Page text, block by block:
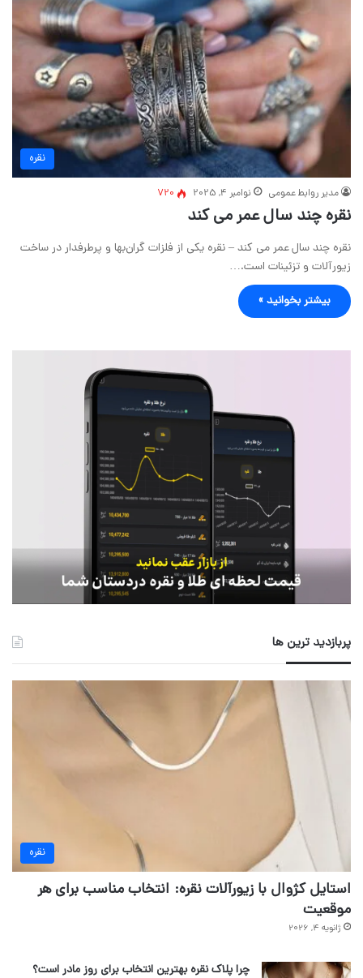
نقره
مدیر روابط عمومی نوامبر 4, 2025 720
نقره چند سال عمر می کند
نقره چند سال عمر می کند – نقره یکی از فلزات گران‌بها و پرطرفدار در ساخت
زیورآلات و تزئینات است.…
بیشتر بخوانید »
پربازدید ترین ها
نقره
استایل کژوال با زیورآلات نقره: انتخاب مناسب برای هر
موقعیت
ژانویه 4, 2026
چرا پلاک نقره بهترین انتخاب برای روز مادر است؟